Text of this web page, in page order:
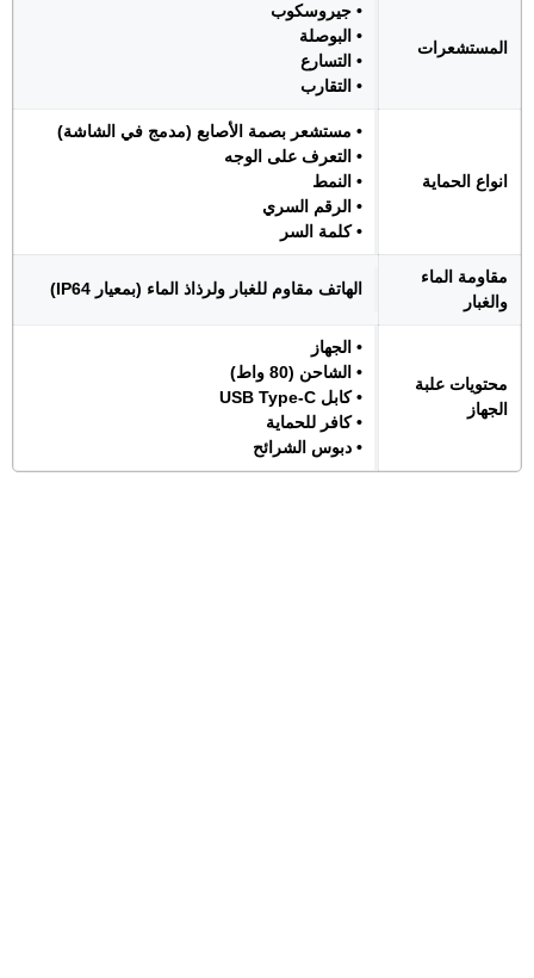
المستشعرات
• جيروسكوب
• البوصلة
• التسارع
• التقارب
انواع الحماية
• مستشعر بصمة الأصابع (مدمج في الشاشة)
• التعرف على الوجه
• النمط
• الرقم السري
• كلمة السر
مقاومة الماء
والغبار
الهاتف مقاوم للغبار ولرذاذ الماء (بمعيار IP64)
محتويات علبة
الجهاز
• الجهاز
• الشاحن (80 واط)
• كابل USB Type-C
• كافر للحماية
• دبوس الشرائح